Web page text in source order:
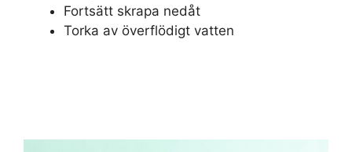
Fortsätt skrapa nedåt
Torka av överflödigt vatten